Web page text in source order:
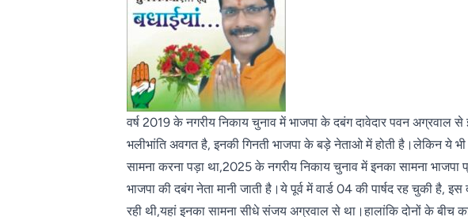
वर्ष 2019 के नगरीय निकाय चुनाव में भाजपा के दबंग दावेदार पवन अग्रवाल
भलीभांति अवगत है, इनकी गिनती भाजपा के बड़े नेताओ में होती है।लेकिन ये
सामना करना पड़ा था,2025 के नगरीय निकाय चुनाव में इनका सामना भाजपा
भाजपा की दबंग नेता मानी जाती है।ये पूर्व में वार्ड 04 की पार्षद रह चुकी
रही थी,यहां इनका सामना सीधे संजय अग्रवाल से था।हालांकि दोनों के बीच